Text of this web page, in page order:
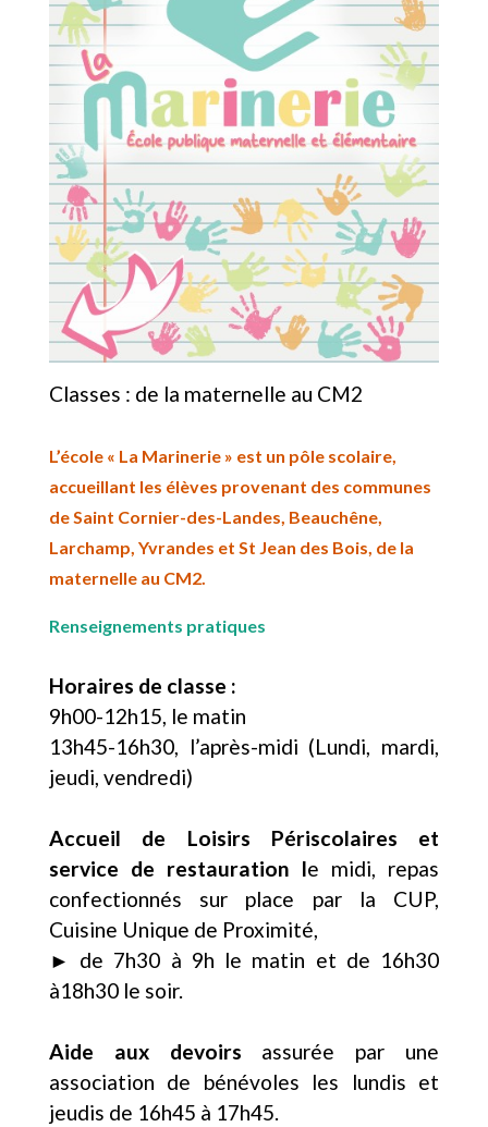
Classes : de la maternelle au CM2
L’école « La Marinerie » est un pôle scolaire,
accueillant les élèves provenant des communes
de Saint Cornier-des-Landes, Beauchêne,
Larchamp, Yvrandes et St Jean des Bois, de la
maternelle au CM2.
Renseignements pratiques
Horaires de classe :
9h00-12h15, le matin
13h45-16h30, l’après-midi (Lundi, mardi,
jeudi, vendredi)
Accueil de Loisirs Périscolaires et
service de restauration le midi, repas
confectionnés sur place par la CUP,
Cuisine Unique de Proximité,
► de 7h30 à 9h le matin et de 16h30
à18h30 le soir.
Aide aux devoirs assurée par une
association de bénévoles les lundis et
jeudis de 16h45 à 17h45.